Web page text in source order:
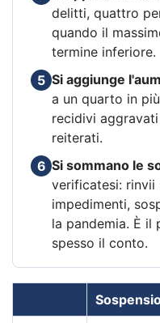
delitti, quattro
quando il
termine inferiore.
5 Si aggiunge
a un quarto in
recidivi
reiterati.
6 Si sommano le
verificatesi: rinvii
impedimenti,
la pandemia. È il
spesso il conto.